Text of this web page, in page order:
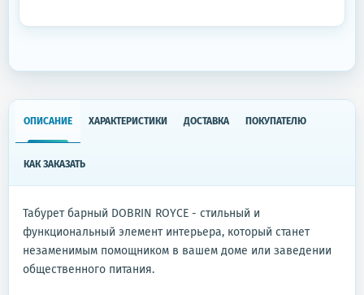
ОПИСАНИЕ ХАРАКТЕРИСТИКИ ДОСТАВКА ПОКУПАТЕЛЮ
КАК ЗАКАЗАТЬ
Табурет барный DOBRIN ROYCE - стильный и
функциональный элемент интерьера, который станет
незаменимым помощником в вашем доме или заведении
общественного питания.